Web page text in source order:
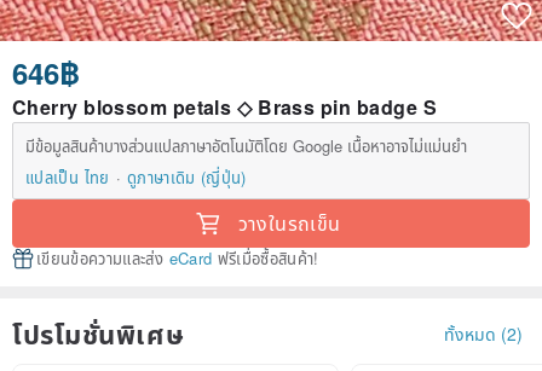
646฿
Cherry blossom petals ◇ Brass pin badge S
มีข้อมูลสินค้าบางส่วนแปลภาษาอัตโนมัติโดย Google เนื้อหาอาจไม่แม่นยำ
แปลเป็น ไทย
ดูภาษาเดิม (ญี่ปุ่น)
วางในรถเข็น
เขียนข้อความและส่ง eCard ฟรีเมื่อซื้อสินค้า!
โปรโมชั่นพิเศษ ทั้งหมด (2)